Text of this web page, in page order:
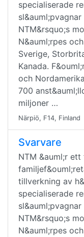
specialiserade
NTM&rsquo;s
N&auml;rpes
Sverige,
Kanada.
och
700
miljoner …
Närpiö, F14, Finland
Svarvare
NTM &auml;r
tillverkning av
specialiserade
NTM&rsquo;s
N&auml;rpes